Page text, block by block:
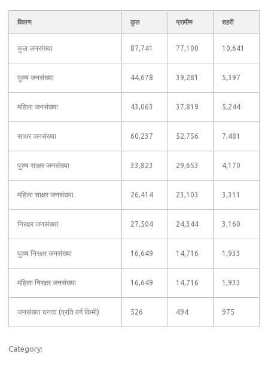
विवरण कुल ग्रामीण शहरी
कुल जनसंख्या 87,741 77,100 10,641
पुरुष जनसंख्या 44,678 39,281 5,397
महिला जनसंख्या 43,063 37,819 5,244
साक्षर जनसंख्या 60,237 52,756 7,481
पुरुष साक्षर जनसंख्या 33,823 29,653 4,170
महिला साक्षर जनसंख्या 26,414 23,103 3,311
निरक्षर जनसंख्या 27,504 24,344 3,160
पुरुष निरक्षर जनसंख्या 16,649 14,716 1,933
महिला निरक्षर जनसंख्या 16,649 14,716 1,933
जनसंख्या घनत्व (प्रति वर्ग किमी) 526 494 975
Category: